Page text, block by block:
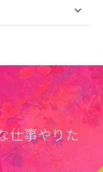
仕事やりた